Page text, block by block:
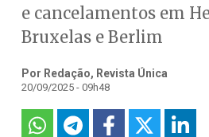
e cancelamentos em
Bruxelas e Berlim
Por Redação, Revista Única
20/09/2025 - 09h48